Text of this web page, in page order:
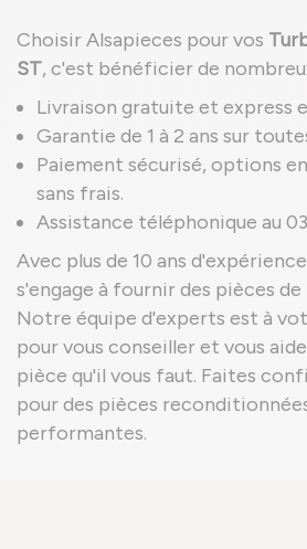
Choisir Alsapieces pour vos
ST, c'est bénéficier de
Livraison gratuite et express
Garantie de 1 à 2 ans sur
Paiement sécurisé, options
sans frais.
Assistance téléphonique au
Avec plus de 10 ans
s'engage à fournir des pièces
Notre équipe d'experts est à
pour vous conseiller et vous
pièce qu'il vous faut. Faites
pour des pièces
performantes.